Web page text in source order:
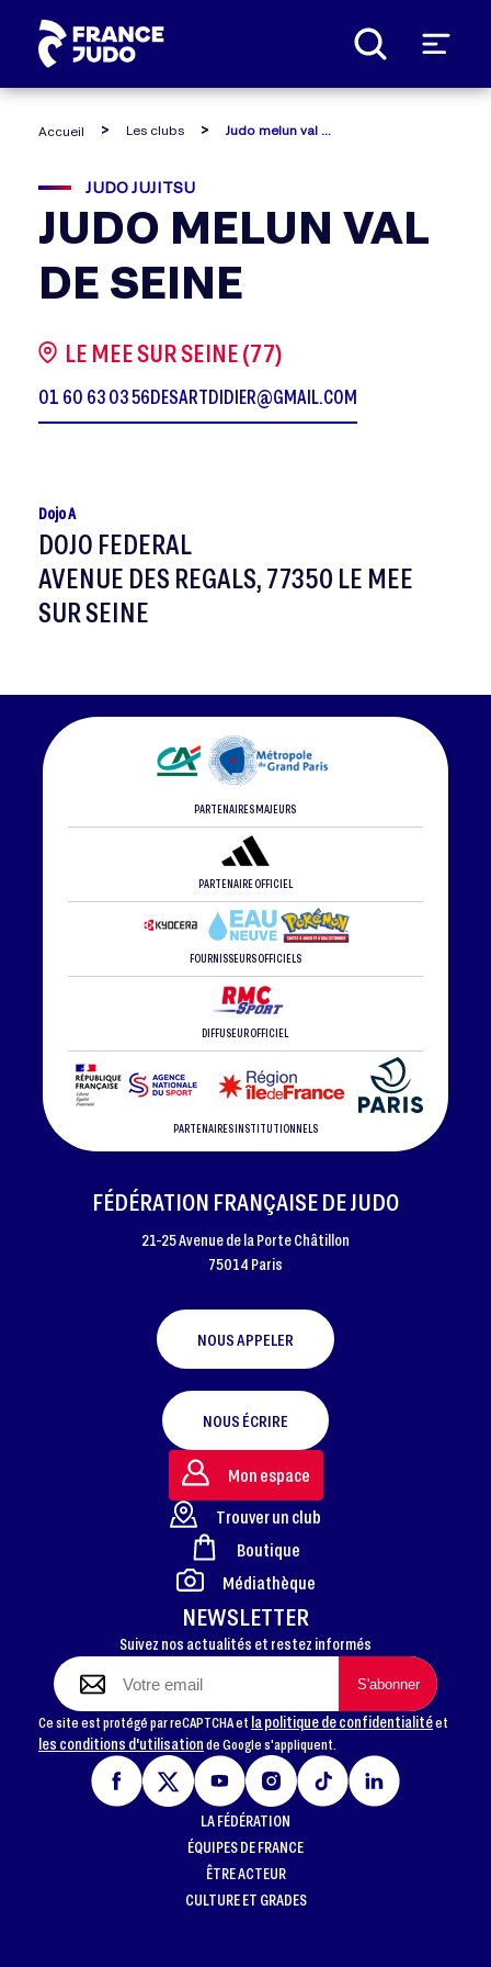
Accueil Les clubs
JUDO JUJITSU
JUDO MELUN VAL
DE SEINE
LE MEE SUR SEINE (77)
01 60 63 03 56DESARTDIDIER@GMAIL.COM
Dojo A
DOJO FEDERAL
AVENUE DES REGALS, 77350 LE MEE
SUR SEINE
PARTENAIRES MAJEURS
PARTENAIRE OFFICIEL
FOURNISSEURS OFFICIELS
DIFFUSEUR OFFICIEL
PARTENAIRES INSTITUTIONNELS
FOOTER
FÉDÉRATION FRANÇAISE DE JUDO
21-25 Avenue de la Porte Châtillon
75014 Paris
NOUS APPELER
NOUS ÉCRIRE
NEWSLETTER
Suivez nos actualités et restez informés
Ce site est protégé par reCAPTCHA et la politique de confidentialitéet
les conditions d'utilisationde Google s'appliquent.
Mon espace
Trouver un club
Boutique
Médiathèque
LA FÉDÉRATION
ÉQUIPES DE FRANCE
ÊTRE ACTEUR
CULTURE ET GRADES